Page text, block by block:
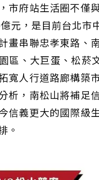
市府站生活圈不僅
元，是目前台北市
畫串聯忠孝東路、
區、大巨蛋、松菸
寬人行道路廊構築
析，南松山將補足
信義更大的國際級
。